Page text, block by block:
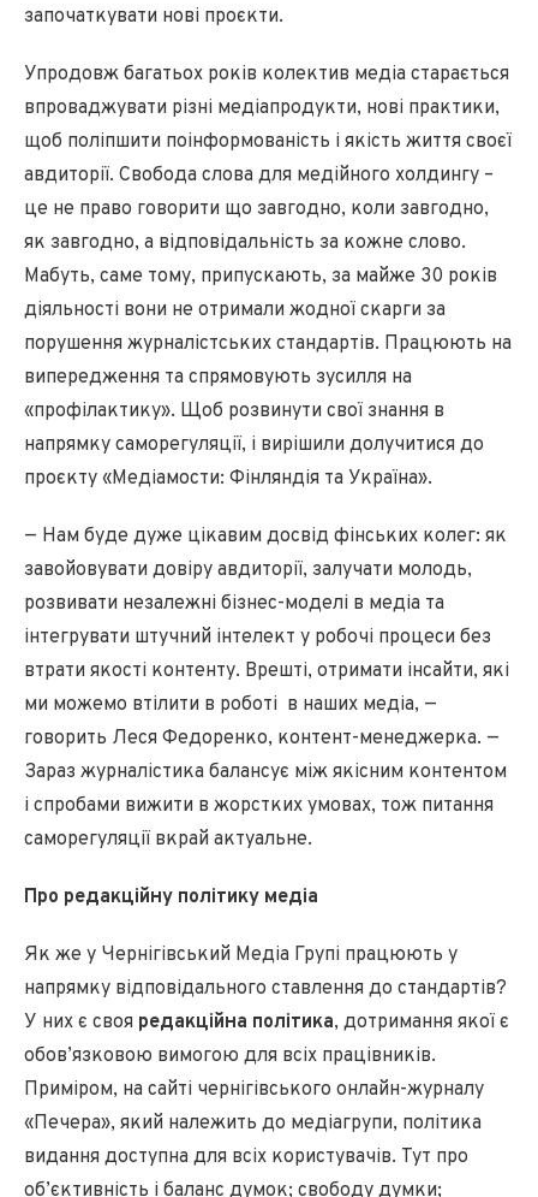
започаткувати нові проєкти.
Упродовж багатьох років колектив медіа старається
впроваджувати різні медіапродукти, нові практики,
щоб поліпшити поінформованість і якість життя своєї
авдиторії. Свобода слова для медійного холдингу –
це не право говорити що завгодно, коли завгодно,
як завгодно, а відповідальність за кожне слово.
Мабуть, саме тому, припускають, за майже 30 років
діяльності вони не отримали жодної скарги за
порушення журналістських стандартів. Працюють на
випередження та спрямовують зусилля на
«профілактику». Щоб розвинути свої знання в
напрямку саморегуляції, і вирішили долучитися до
проєкту «Медіамости: Фінляндія та Україна».
— Нам буде дуже цікавим досвід фінських колег: як
завойовувати довіру авдиторії, залучати молодь,
розвивати незалежні бізнес-моделі в медіа та
інтегрувати штучний інтелект у робочі процеси без
втрати якості контенту. Врешті, отримати інсайти, які
ми можемо втілити в роботі в наших медіа, —
говорить Леся Федоренко, контент-менеджерка. —
Зараз журналістика балансує між якісним контентом
і спробами вижити в жорстких умовах, тож питання
саморегуляції вкрай актуальне.
Про редакційну політику медіа
Як же у Чернігівський Медіа Групі працюють у
напрямку відповідального ставлення до стандартів?
У них є своя редакційна політика, дотримання якої є
обов’язковою вимогою для всіх працівників.
Приміром, на сайті чернігівського онлайн-журналу
«Печера», який належить до медіагрупи, політика
видання доступна для всіх користувачів. Тут про
об’єктивність і баланс думок; свободу думки;